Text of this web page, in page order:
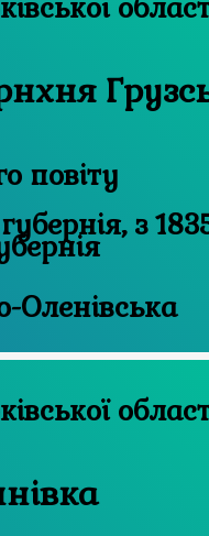
архів Харківської
повіту
з
Оленівська
архів Харківської